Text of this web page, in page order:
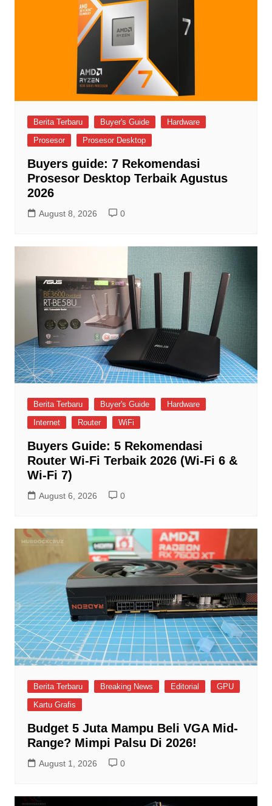
Berita Terbaru Buyer's Guide
Hardware
Prosesor
Prosesor Desktop
Buyers guide: 7 Rekomendasi
Prosesor Desktop Terbaik Agustus
2026
August 8, 2026 0
Berita Terbaru Buyer's Guide
Hardware
Internet
Router WiFi
Buyers Guide: 5 Rekomendasi
Router Wi-Fi Terbaik 2026 (Wi-Fi 6 &
Wi-Fi 7)
August 6, 2026 0
Berita Terbaru Breaking News Editorial
GPU
Kartu Grafis
Budget 5 Juta Mampu Beli VGA Mid-
Range? Mimpi Palsu Di 2026!
August 1, 2026 0